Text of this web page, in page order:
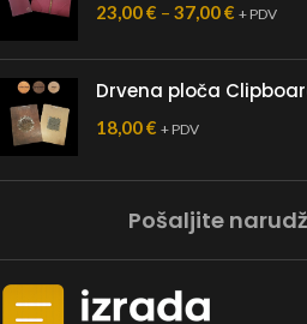
23,00€ – 37,00€ + PDV
Drvena ploča
18,00€ + PDV
Pošaljite